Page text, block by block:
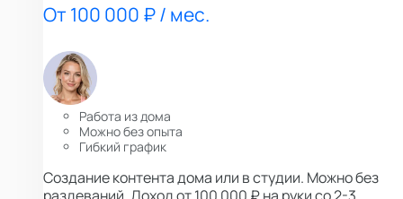
От 100 000 ₽ / мес.
Работа из дома
Можно без опыта
Гибкий график
Создание контента дома или в студии. Можно без
раздеваний. Доход от 100 000 ₽ на руки со 2-3